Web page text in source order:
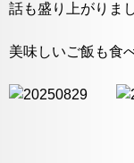
話も盛り上がりま
美味しいご飯も食